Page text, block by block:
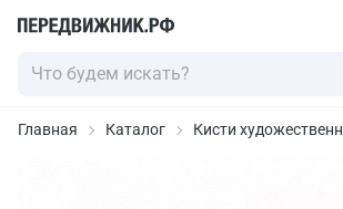
Главная Каталог Кисти